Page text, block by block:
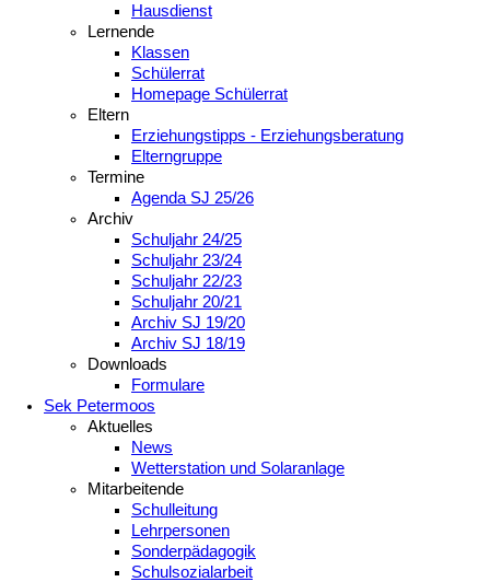
Hausdienst
Lernende
Klassen
Schülerrat
Homepage Schülerrat
Eltern
Erziehungstipps - Erziehungsberatung
Elterngruppe
Termine
Agenda SJ 25/26
Archiv
Schuljahr 24/25
Schuljahr 23/24
Schuljahr 22/23
Schuljahr 20/21
Archiv SJ 19/20
Archiv SJ 18/19
Downloads
Formulare
Sek Petermoos
Aktuelles
News
Wetterstation und Solaranlage
Mitarbeitende
Schulleitung
Lehrpersonen
Sonderpädagogik
Schulsozialarbeit